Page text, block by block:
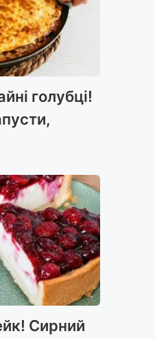
голубці!
Сирний